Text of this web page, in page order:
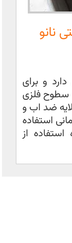
نانو
و برای
سطوح فلزی
ضد اب و
استفاده
از